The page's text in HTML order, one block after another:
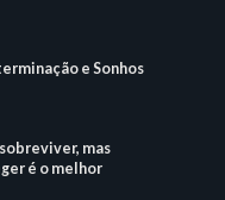
e Sonhos
mas
é o melhor